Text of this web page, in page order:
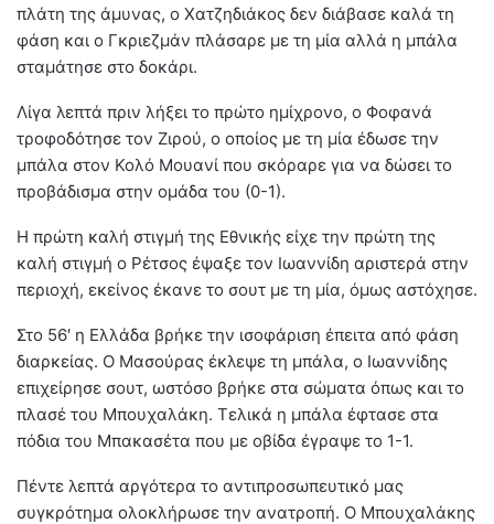
πλάτη της άμυνας, ο Χατζηδιάκος δεν διάβασε καλά τη
φάση και ο Γκριεζμάν πλάσαρε με τη μία αλλά η μπάλα
σταμάτησε στο δοκάρι.
Λίγα λεπτά πριν λήξει το πρώτο ημίχρονο, ο Φοφανά
τροφοδότησε τον Ζιρού, ο οποίος με τη μία έδωσε την
μπάλα στον Κολό Μουανί που σκόραρε για να δώσει το
προβάδισμα στην ομάδα του (0-1).
Η πρώτη καλή στιγμή της Εθνικής είχε την πρώτη της
καλή στιγμή ο Ρέτσος έψαξε τον Ιωαννίδη αριστερά στην
περιοχή, εκείνος έκανε το σουτ με τη μία, όμως αστόχησε.
Στο 56′ η Ελλάδα βρήκε την ισοφάριση έπειτα από φάση
διαρκείας. Ο Μασούρας έκλεψε τη μπάλα, ο Ιωαννίδης
επιχείρησε σουτ, ωστόσο βρήκε στα σώματα όπως και το
πλασέ του Μπουχαλάκη. Τελικά η μπάλα έφτασε στα
πόδια του Μπακασέτα που με οβίδα έγραψε το 1-1.
Πέντε λεπτά αργότερα το αντιπροσωπευτικό μας
συγκρότημα ολοκλήρωσε την ανατροπή. Ο Μπουχαλάκης